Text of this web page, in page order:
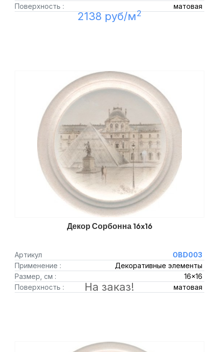
Поверхность :
матовая
2138 руб/м2
Декор Сорбонна 16x16
Артикул
OBD003
Применение :
Декоративные элементы
Размер, см :
16x16
Поверхность :
матовая
На заказ!